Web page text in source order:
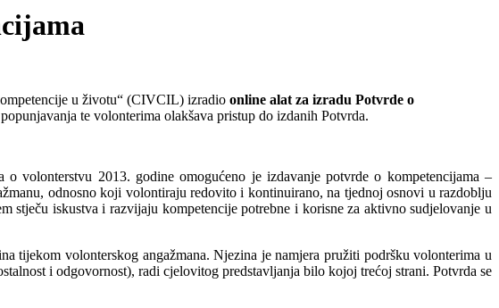
u životu“ (CIVCIL) izradio online alat za izradu Potvrde o
te volonterima olakšava pristup do izdanih Potvrda.
2013. godine omogućeno je izdavanje potvrde o kompetencijama –
odnosno koji volontiraju redovito i kontinuirano, na tjednoj osnovi u razdoblju
stječu iskustva i razvijaju kompetencije potrebne i korisne za aktivno sudjelovanje u
tijekom volonterskog angažmana. Njezina je namjera pružiti podršku volonterima u
i odgovornost), radi cjelovitog predstavljanja bilo kojoj trećoj strani. Potvrda se